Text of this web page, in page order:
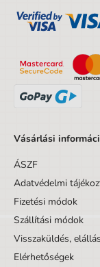
Magasság
Szín
Mélység
Szélesség
Vásárlási
ÁSZF
Adatvédelmi
Fizetési módok
Szállítási módok
Visszaküldés,
Elérhetőségek